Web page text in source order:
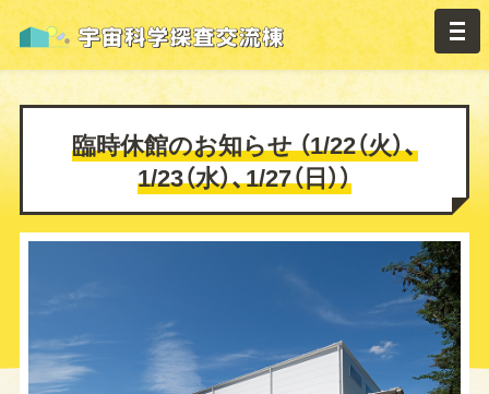
臨時休館のお知らせ （1/22（火）、
1/23（水）、1/27（日））